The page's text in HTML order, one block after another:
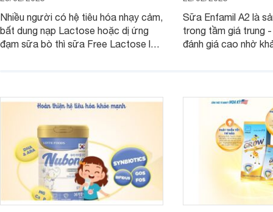
Nhiều người có hệ tiêu hóa nhạy cảm,
bất dung nạp Lactose hoặc dị ứng
đạm sữa bò thì sữa Free Lactose là
người lớn, giúp giải quyết tình trạng rối
loạn tiêu hóa, hấp thu dễ dàng hơn.
Sữa Enfamil A2 là
trong tầm giá trung
đánh giá cao nhờ
dưỡng toàn diện